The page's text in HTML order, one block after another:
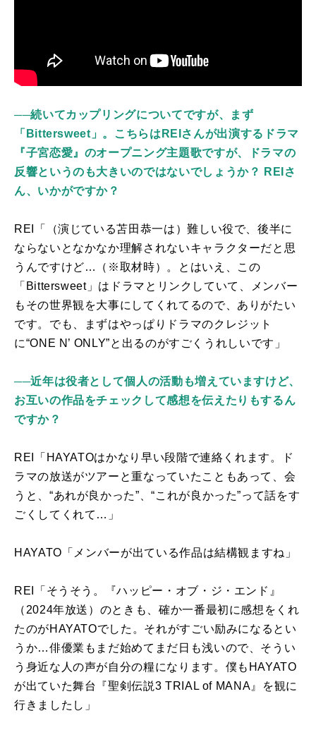
──続いてカップリングについてですが、まず
「Bittersweet」。こちらはREIさんが出演するドラマ
『子宮恋愛』のオープニング主題歌ですが、ドラマの
反響というのも大きいのではないでしょうか？ REIさ
ん、いかがですか？
REI「（演じている苫田恭一は）難しい役で、後半に
ならないとなかなか理解されないキャラクターだと思
うんですけど…（※取材時）。とはいえ、この
「 Bittersweet」はドラマとリンクしていて、メンバー
もその世界観を大事にしてくれてるので、ありがたい
です。でも、まずはやっぱりドラマのクレジット
に“ONE N ’ ONLY”と出るのがすごくうれしいです」
──近年は役者として個人の活動も増えていますけど、
お互いの作品をチェックして感想を伝えたりもするん
ですか？
REI「 HAYATOはかなり早い段階で連絡くれます。ド
ラマの放送がツアーと重なっていたこともあって、会
うと、“あれが良かった”、“これが良かった”って話をす
ごくしてくれて…」
HAYATO「メンバーが出ている作品は結構観ますね」
REI「そうそう。『ハッピー・オブ・ジ・エンド』
（ 2024年放送）のときも、確か一番最初に感想をくれ
たのがHAYATOでした。それがすごい励みになるとい
うか…俳優業もまだ始めてまだ日も浅いので、そうい
う身近な人の声が自分の糧になります。僕も HAYATO
が出ていた舞台『聖剣伝説3 TRIAL of MANA 』を観に
行きましたし」